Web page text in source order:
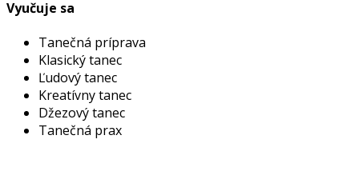
Vyučuje sa
Tanečná príprava
Klasický tanec
Ľudový tanec
Kreatívny tanec
Džezový tanec
Tanečná prax